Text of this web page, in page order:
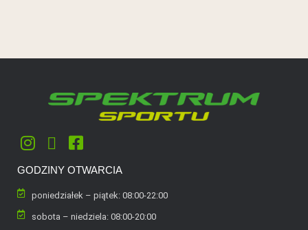
GODZINY OTWARCIA
poniedziałek – piątek: 08:00-22:00
sobota – niedziela: 08:00-20:00